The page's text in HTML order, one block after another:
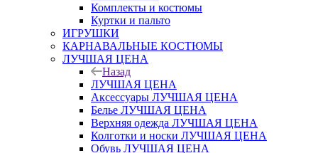
Комплекты и костюмы
Куртки и пальто
ИГРУШКИ
КАРНАВАЛЬНЫЕ КОСТЮМЫ
ЛУЧШАЯ ЦЕНА
Назад
ЛУЧШАЯ ЦЕНА
Аксессуары ЛУЧШАЯ ЦЕНА
Белье ЛУЧШАЯ ЦЕНА
Верхняя одежда ЛУЧШАЯ ЦЕНА
Колготки и носки ЛУЧШАЯ ЦЕНА
Обувь ЛУЧШАЯ ЦЕНА